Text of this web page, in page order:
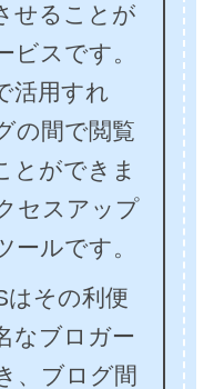
せることが
ビスです。
活用すれ
の間で閲覧
とができま
セスアップ
ールです。
はその利便
なブロガー
、ブログ間